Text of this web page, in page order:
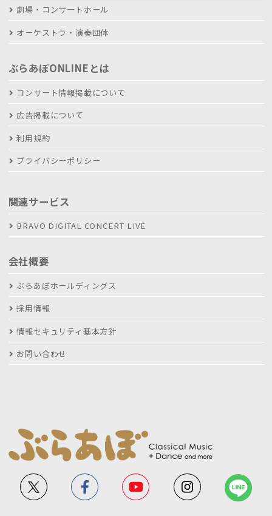
劇場・コンサートホール
オーケストラ・演奏団体
ぶらあぼONLINEとは
コンサート情報掲載について
広告掲載について
利用規約
プライバシーポリシー
関連サービス
BRAVO DIGITAL CONCERT LIVE
会社概要
ぶらあぼホールディングス
採用情報
情報セキュリティ基本方針
お問い合わせ